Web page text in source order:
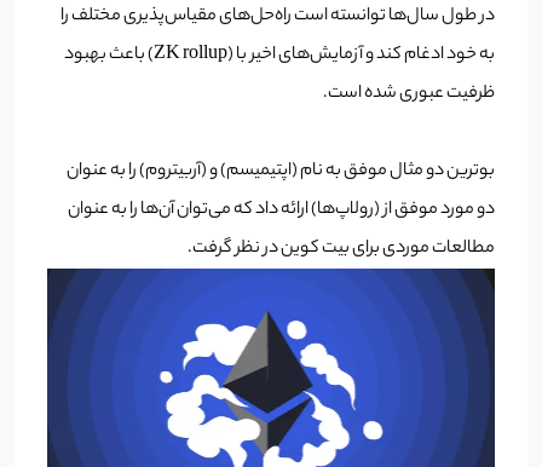
در طول سال‌ها توانسته است راه‌حل‌های مقیاس‌پذیری مختلف را
به خود ادغام کند و آزمایش‌های اخیر با (ZK rollup) باعث بهبود
ظرفیت عبوری شده است.
بوترین دو مثال موفق به نام (اپتیمیسم) و (آربیتروم) را به عنوان
دو مورد موفق از (رولاپ‌ها) ارائه داد که می‌توان آن‌ها را به عنوان
مطالعات موردی برای بیت کوین در نظر گرفت.